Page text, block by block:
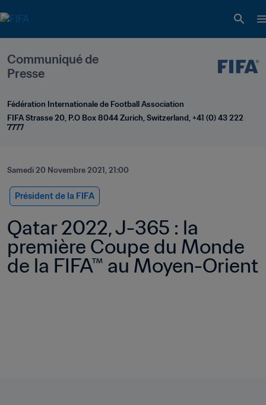
Communiqué de
Presse
Fédération Internationale de Football Association
FIFA Strasse 20, P.O Box 8044 Zurich, Switzerland, +41 (0) 43 222
7777
Samedi 20 Novembre 2021, 21:00
Président de la FIFA
Qatar 2022, J-365 : la
première Coupe du Monde
de la FIFA™ au Moyen-Orient